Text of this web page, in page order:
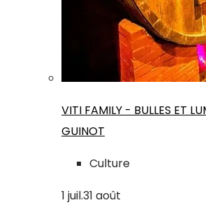
VITI FAMILY - BULLES ET
GUINOT
Culture
1 juil.31 août